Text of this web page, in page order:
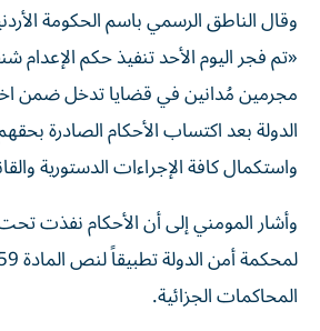
وقال الناطق الرسمي باسم الحكومة
مجرمين مُدانين في قضايا تدخل ضمن
الدولة بعد اكتساب الأحكام الصادرة
واستكمال كافة الإجراءات الدستورية
وأشار المومني إلى أن الأحكام نفذت
المحاكمات الجزائية.